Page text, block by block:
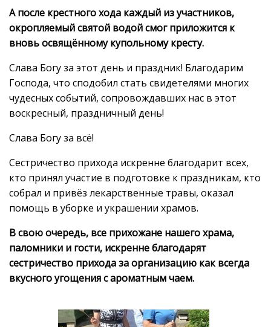
А после крестного хода каждый из участников,
окропляемый святой водой смог приложится к
вновь освящённому купольному кресту.
Слава Богу за этот день и праздник! Благодарим
Господа, что сподобил стать свидетелями многих
чудесных событий, сопровождавших нас в этот
воскресный, праздничный день!
Слава Богу за всё!
Сестричество прихода искренне благодарит всех,
кто принял участие в подготовке к праздникам, кто
собрал и привёз лекарственные травы, оказал
помощь в уборке и украшении храмов.
В свою очередь, все прихожане нашего храма,
паломники и гости, искренне благодарят
сестричество прихода за организацию как всегда
вкусного угощения с ароматным чаем.